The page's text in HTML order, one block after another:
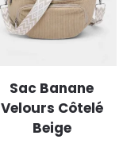
Sac Banane
Velours Côtelé
Beige